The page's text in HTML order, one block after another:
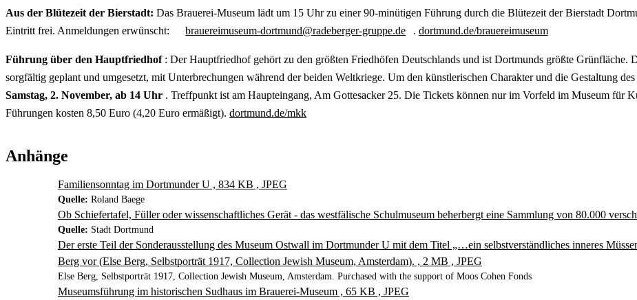
Aus der Blütezeit der Bierstadt: Das Brauerei-Museum lädt um 15 Uhr zu einer 90-minütigen Führung durch die Blütezeit der Bierstadt
Eintritt frei. Anmeldungen erwünscht:
brauereimuseum-dortmund@radeberger-gruppe.de . dortmund.de/brauereimuseum
Führung über den Hauptfriedhof: Der Hauptfriedhof gehört zu den größten Friedhöfen Deutschlands und ist Dortmunds größte Grünfläche.
sorgfältig geplant und umgesetzt, mit Unterbrechungen während der beiden Weltkriege. Um den künstlerischen Charakter und die Gestaltung
Samstag, 2. November, ab 14 Uhr . Treffpunkt ist am Haupteingang, Am Gottesacker 25. Die Tickets können nur im Vorfeld im Museum für
Führungen kosten 8,50 Euro (4,20 Euro ermäßigt). dortmund.de/mkk
Anhänge
Familiensonntag im Dortmunder U , 834 KB , JPEG
Quelle: Roland Baege
Ob Schiefertafel, Füller oder wissenschaftliches Gerät - das westfälische Schulmuseum beherbergt eine Sammlung von 80.000
Quelle: Stadt Dortmund
Der erste Teil der Sonderausstellung des Museum Ostwall im Dortmunder U mit dem Titel „…ein selbstverständliches inneres
Berg vor (Else Berg, Selbstporträt 1917, Collection Jewish Museum, Amsterdam). , 2 MB , JPEG
Else Berg, Selbstporträt 1917, Collection Jewish Museum, Amsterdam. Purchased with the support of Moos Cohen Fonds
Museumsführung im historischen Sudhaus im Brauerei-Museum , 65 KB , JPEG